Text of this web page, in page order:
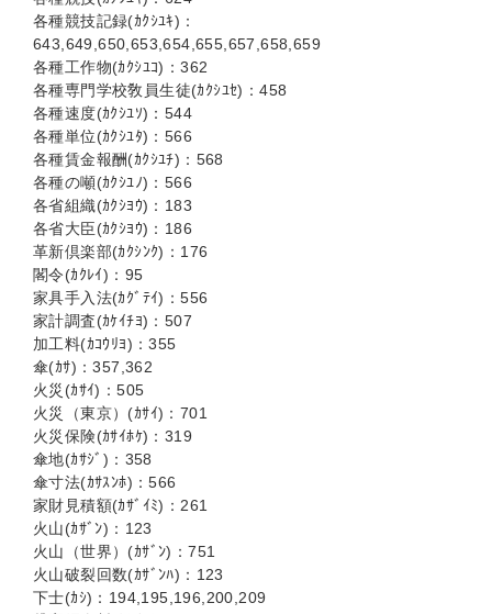
各種競技記録(ｶｸｼﾕｷ)：
643,649,650,653,654,655,657,658,659
各種工作物(ｶｸｼﾕｺ)：362
各種専門学校敎員生徒(ｶｸｼﾕｾ)：458
各種速度(ｶｸｼﾕｿ)：544
各種単位(ｶｸｼﾕﾀ)：566
各種賃金報酬(ｶｸｼﾕﾁ)：568
各種の噸(ｶｸｼﾕﾉ)：566
各省組織(ｶｸｼﾖｳ)：183
各省大臣(ｶｸｼﾖｳ)：186
革新倶楽部(ｶｸｼﾝｸ)：176
閣令(ｶｸﾚｲ)：95
家具手入法(ｶｸﾞﾃｲ)：556
家計調査(ｶｹｲﾁﾖ)：507
加工料(ｶｺｳﾘﾖ)：355
傘(ｶｻ)：357,362
火災(ｶｻｲ)：505
火災（東京）(ｶｻｲ)：701
火災保険(ｶｻｲﾎｹ)：319
傘地(ｶｻｼﾞ)：358
傘寸法(ｶｻｽﾝﾎ)：566
家財見積額(ｶｻﾞｲﾐ)：261
火山(ｶｻﾞﾝ)：123
火山（世界）(ｶｻﾞﾝ)：751
火山破裂回数(ｶｻﾞﾝﾊ)：123
下士(ｶｼ)：194,195,196,200,209